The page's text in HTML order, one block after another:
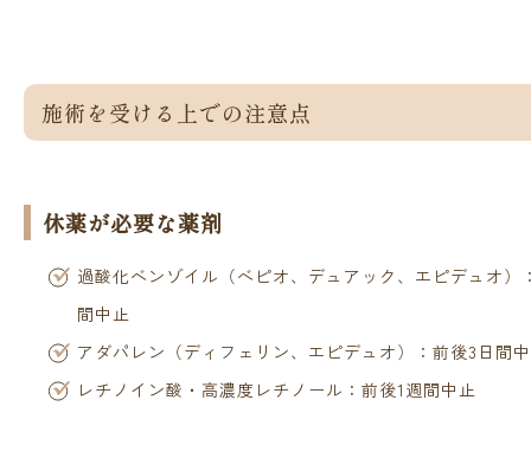
施術を受ける上での注意点
休薬が必要な薬剤
過酸化ベンゾイル（ベピオ、デュアック、エピデュオ）
間中止
アダパレン（ディフェリン、エピデュオ）：前後3日間
レチノイン酸・高濃度レチノール：前後1週間中止